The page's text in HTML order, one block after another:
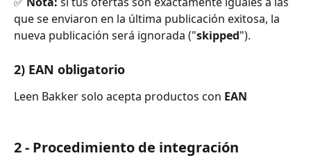
que se enviaron en la última publicación exitosa, la
nueva publicación será ignorada ("skipped").
2) EAN obligatorio
Leen Bakker solo acepta productos con EAN
2 - Procedimiento de integración